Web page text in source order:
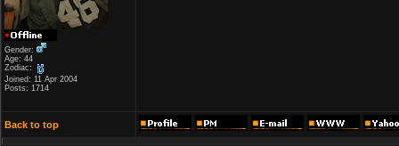
Gender:
Age: 44
Zodiac:
Joined: 11 Apr 2004
Posts: 1714
Back to top